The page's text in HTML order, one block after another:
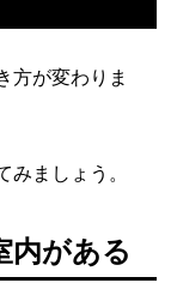
方が変わりま
ましょう。
内がある